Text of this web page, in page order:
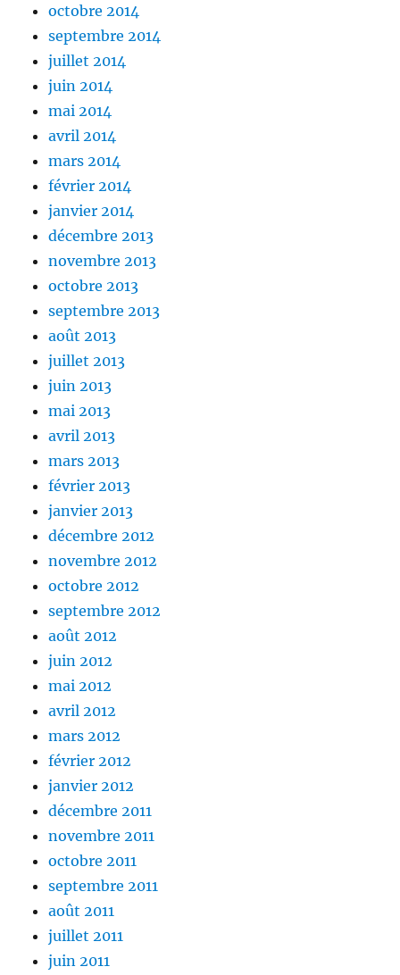
octobre 2014
septembre 2014
juillet 2014
juin 2014
mai 2014
avril 2014
mars 2014
février 2014
janvier 2014
décembre 2013
novembre 2013
octobre 2013
septembre 2013
août 2013
juillet 2013
juin 2013
mai 2013
avril 2013
mars 2013
février 2013
janvier 2013
décembre 2012
novembre 2012
octobre 2012
septembre 2012
août 2012
juin 2012
mai 2012
avril 2012
mars 2012
février 2012
janvier 2012
décembre 2011
novembre 2011
octobre 2011
septembre 2011
août 2011
juillet 2011
juin 2011